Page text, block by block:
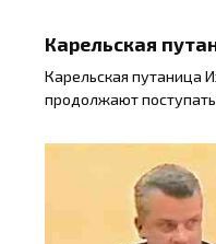
Карельская
Карельская путаница
продолжают поступать